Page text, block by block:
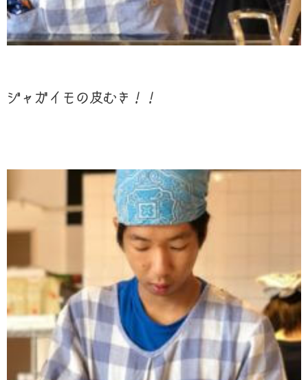
ジャガイモの皮むき！！